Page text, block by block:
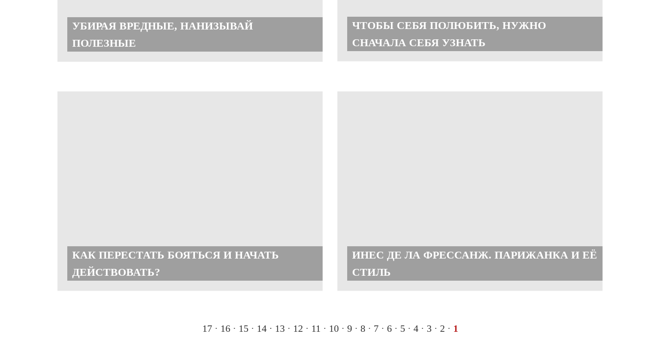
УБИРАЯ ВРЕДНЫЕ, НАНИЗЫВАЙ
ПОЛЕЗНЫЕ
ЧТОБЫ СЕБЯ ПОЛЮБИТЬ, НУЖНО
СНАЧАЛА СЕБЯ УЗНАТЬ
КАК ПЕРЕСТАТЬ БОЯТЬСЯ И НАЧАТЬ
ДЕЙСТВОВАТЬ?
ИНЕС ДЕ ЛА ФРЕССАНЖ. ПАРИЖАНКА И ЕЁ
СТИЛЬ
17· 16· 15· 14 · 13· 12 · 11 · 10· 9· 8· 7· 6· 5· 4· 3· 2 · 1